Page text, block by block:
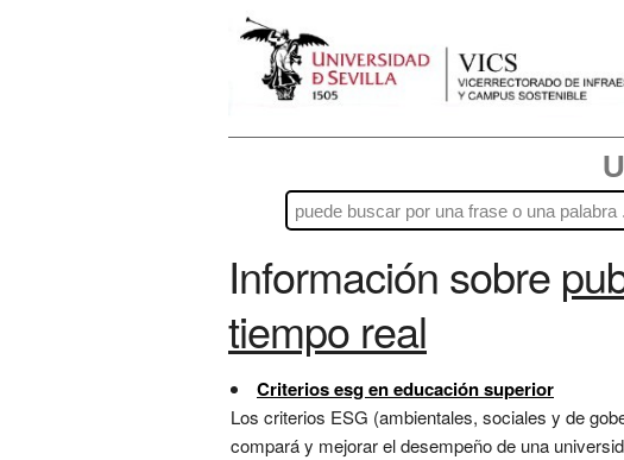
Información sobre
tiempo real
Criterios esg en educación superior
Los criterios ESG (ambientales, sociales y de
compará y mejorar el desempeño de una